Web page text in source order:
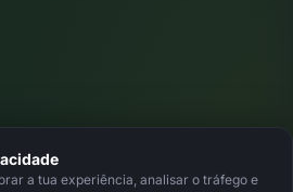
a tua experiência, analisar o tráfego e